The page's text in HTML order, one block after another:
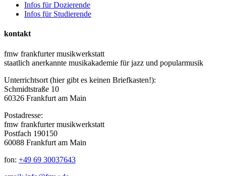
Infos für Dozierende
Infos für Studierende
kontakt
fmw frankfurter musikwerkstatt
staatlich anerkannte musikakademie für jazz und popularmusik
Unterrichtsort (hier gibt es keinen Briefkasten!):
Schmidtstraße 10
60326 Frankfurt am Main
Postadresse:
fmw frankfurter musikwerkstatt
Postfach 190150
60088 Frankfurt am Main
fon: +49 69 30037643